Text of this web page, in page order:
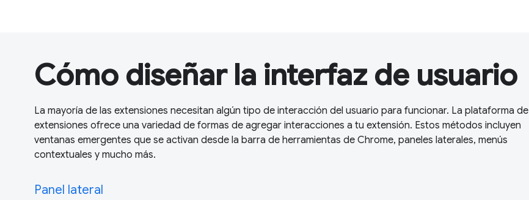
Cómo diseñar la interfaz de usuario
La mayoría de las extensiones necesitan algún tipo de interacción del usuario para funcionar. La plataforma de
extensiones ofrece una variedad de formas de agregar interacciones a tu extensión. Estos métodos incluyen
ventanas emergentes que se activan desde la barra de herramientas de Chrome, paneles laterales, menús
contextuales y mucho más.
Panel lateral